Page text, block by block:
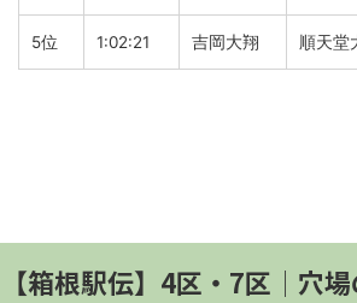
5位 1:02:21 吉岡大翔 順天堂
【箱根駅伝】4区・7区│穴